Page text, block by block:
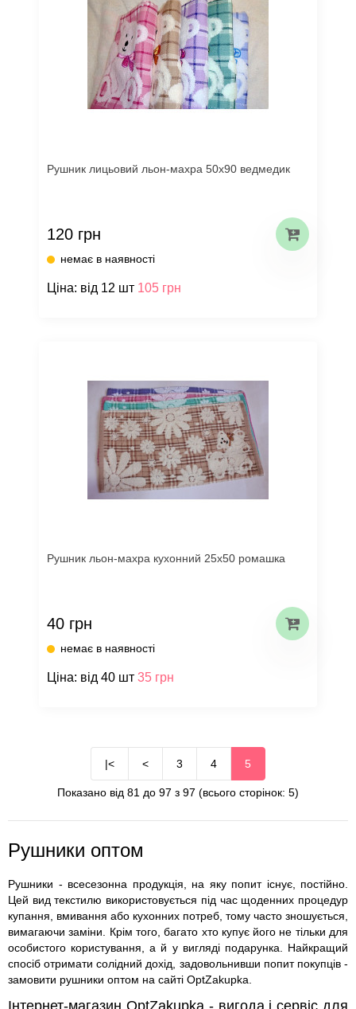
Рушник лицьовий льон-махра 50х90 ведмедик
120 грн
немає в наявності
Ціна: від 12 шт 105 грн
Рушник льон-махра кухонний 25х50 ромашка
40 грн
немає в наявності
Ціна: від 40 шт 35 грн
|< < 3 4 5
Показано від 81 до 97 з 97 (всього сторінок: 5)
Рушники оптом
Рушники - всесезонна продукція, на яку попит існує, постійно.
Цей вид текстилю використовується під час щоденних процедур
купання, вмивання або кухонних потреб, тому часто зношується,
вимагаючи заміни. Крім того, багато хто купує його не тільки для
особистого користування, а й у вигляді подарунка. Найкращий
спосіб отримати солідний дохід, задовольнивши попит покупців -
замовити рушники оптом на сайті OptZakupka.
Інтернет-магазин OptZakupka - вигода і сервіс для